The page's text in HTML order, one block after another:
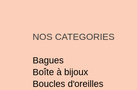
NOS CATEGORIES
Bagues
Boîte à bijoux
Boucles d'oreilles